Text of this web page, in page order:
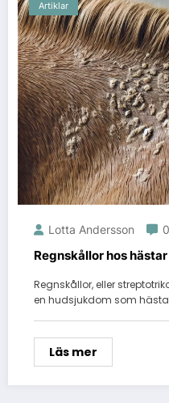
Artiklar
Lotta Andersson
Regnskållor hos hästar
Regnskållor, eller
en hudsjukdom som
Läs mer